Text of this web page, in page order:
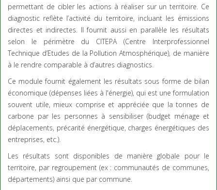
permettant de cibler les actions à réaliser sur un territoire. Ce
diagnostic reflète l’activité du territoire, incluant les émissions
directes et indirectes. Il fournit aussi en parallèle les résultats
selon le périmètre du CITEPA (Centre Interprofessionnel
Technique d’Etudes de la Pollution Atmosphérique), de manière
à le rendre comparable à d’autres diagnostics.
Ce module fournit également les résultats sous forme de bilan
économique (dépenses liées à l'énergie), qui est une formulation
souvent utile, mieux comprise et appréciée que la tonnes de
carbone par les personnes à sensibiliser (budget ménage et
déplacements, précarité énergétique, charges énergétiques des
entreprises, etc.).
Les résultats sont disponibles de manière globale pour le
territoire, par regroupement (ex : communautés de communes,
départements) ainsi que par commune.